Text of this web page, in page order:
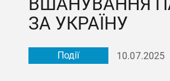
ЗА УКРАЇНУ
Події 10.07.2025